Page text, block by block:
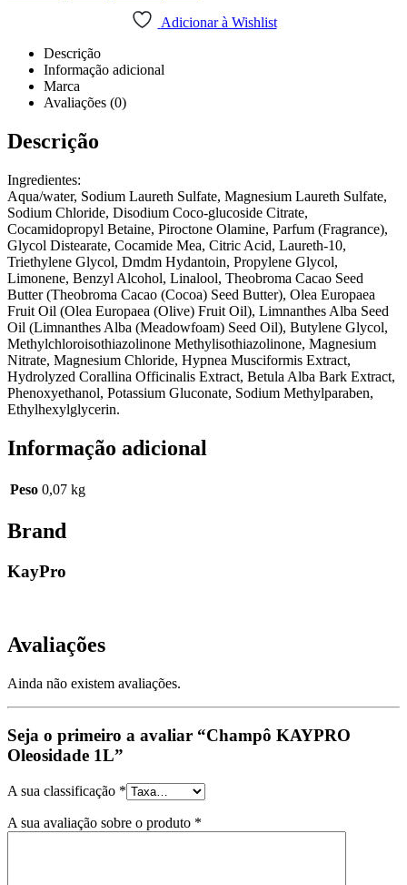
Adicionar à Wishlist
Descrição
Informação adicional
Marca
Avaliações (0)
Descrição
Ingredientes:
Aqua/water, Sodium Laureth Sulfate, Magnesium Laureth Sulfate,
Sodium Chloride, Disodium Coco-glucoside Citrate,
Cocamidopropyl Betaine, Piroctone Olamine, Parfum (Fragrance),
Glycol Distearate, Cocamide Mea, Citric Acid, Laureth-10,
Triethylene Glycol, Dmdm Hydantoin, Propylene Glycol,
Limonene, Benzyl Alcohol, Linalool, Theobroma Cacao Seed
Butter (Theobroma Cacao (Cocoa) Seed Butter), Olea Europaea
Fruit Oil (Olea Europaea (Olive) Fruit Oil), Limnanthes Alba Seed
Oil (Limnanthes Alba (Meadowfoam) Seed Oil), Butylene Glycol,
Methylchloroisothiazolinone Methylisothiazolinone, Magnesium
Nitrate, Magnesium Chloride, Hypnea Musciformis Extract,
Hydrolyzed Corallina Officinalis Extract, Betula Alba Bark Extract,
Phenoxyethanol, Potassium Gluconate, Sodium Methylparaben,
Ethylhexylglycerin.
Informação adicional
Peso 0,07 kg
Brand
KayPro
Avaliações
Ainda não existem avaliações.
Seja o primeiro a avaliar “Champô KAYPRO
Oleosidade 1L”
A sua classificação *
A sua avaliação sobre o produto *